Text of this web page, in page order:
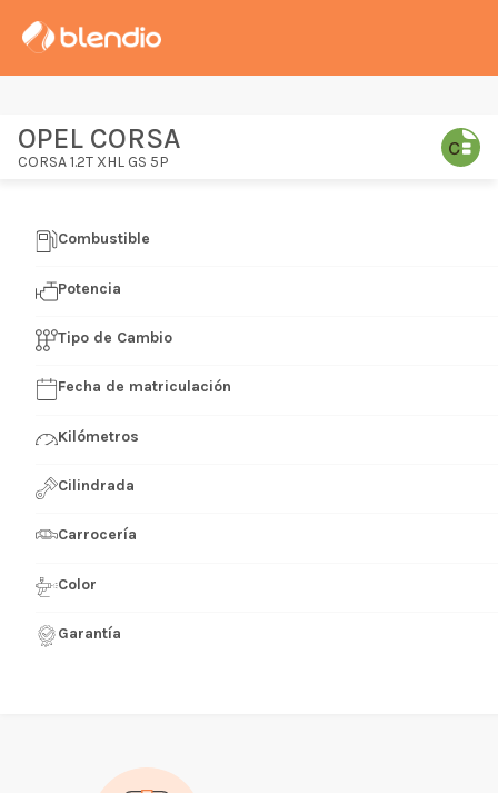
OPEL CORSA
CORSA 1.2T XHL GS 5P
Combustible
Potencia
Tipo de Cambio
Fecha de matriculación
Kilómetros
Cilindrada
Carrocería
Color
Garantía